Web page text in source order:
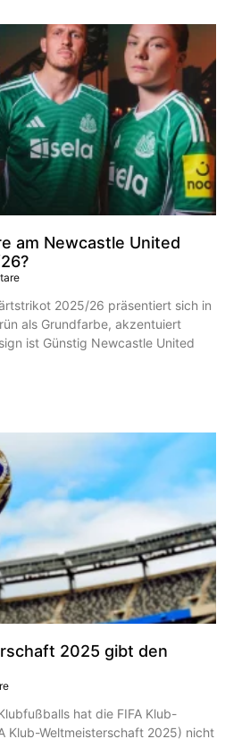
am Newcastle United
2025/26 präsentiert sich in
als Grundfarbe, akzentuiert
ist Günstig Newcastle United
2025 gibt den
hat die FIFA Klub-
Klub-Weltmeisterschaft 2025) nicht